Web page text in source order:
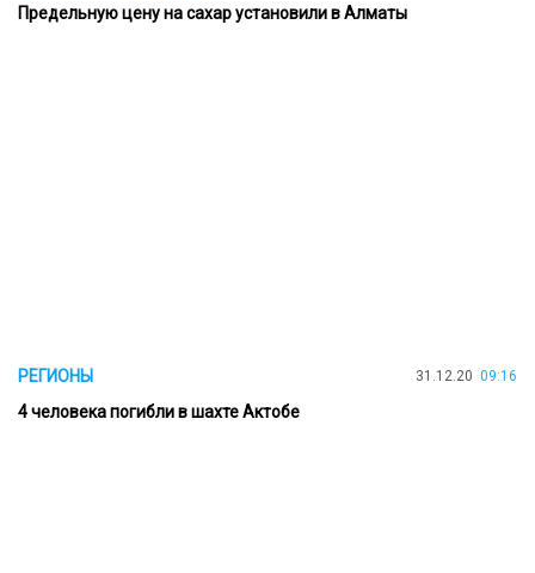
Предельную цену на сахар установили в Алматы
РЕГИОНЫ 31.12.20 09:16
4 человека погибли в шахте Актобе